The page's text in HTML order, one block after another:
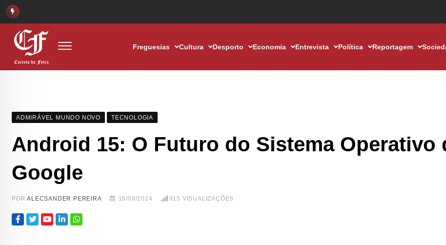
Freguesias Cultura Desporto Economia Entrevista Política Reportagem
ADMIRÁVEL MUNDO NOVO TECNOLOGIA
Android 15: O Futuro do Sistema Operativo
Google
PORALECSANDER PEREIRA 16/09/2024 915 VISUALIZAÇÕES